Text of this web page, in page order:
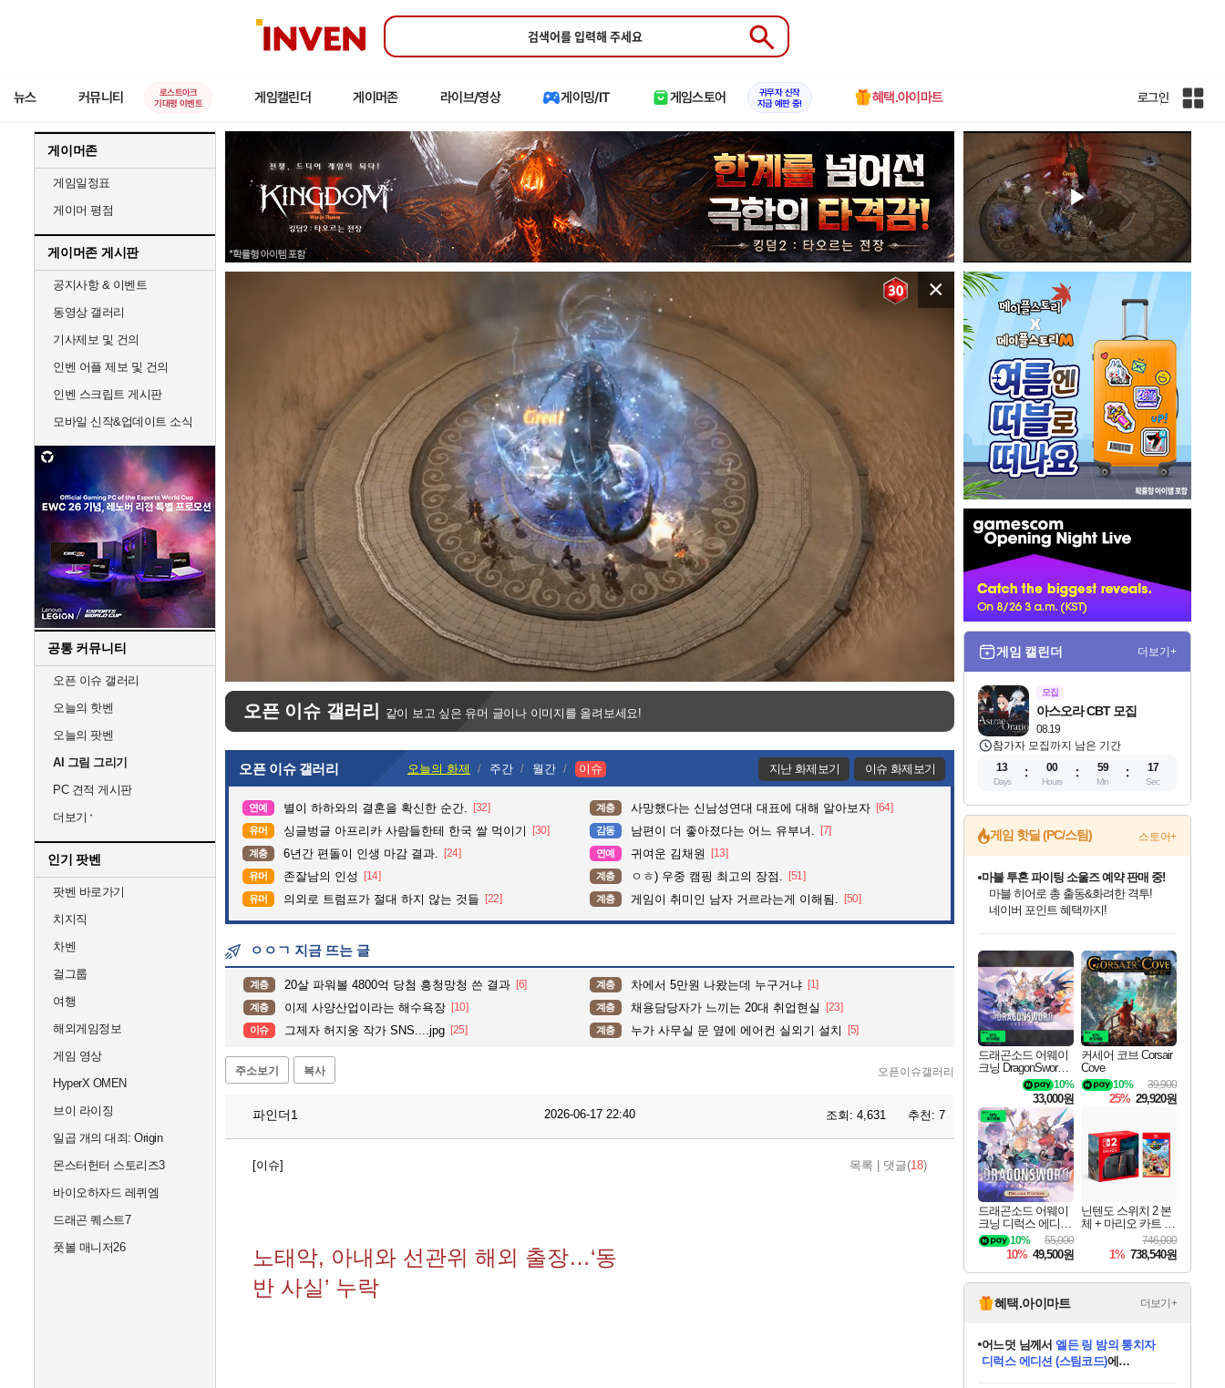
인
Submit
뉴스 커뮤니티
로스트아크
기대평 이벤트
게임캘린더 게이머존 라이브/영상 게이밍/IT 게임스토어
귀무자 신작
지금 예판 중!
혜택.아이마트 로그인
인
게이머존
게임일정표
게이머 평점
게이머존 게시판
공지사항 & 이벤트
동영상 갤러리
기사제보 및 건의
인벤 어플 제보 및 건의
인벤 스크립트 게시판
모바일 신작&업데이트 소식
공통 커뮤니티
오픈 이슈 갤러리
오늘의 핫벤
오늘의 팟벤
AI 그림 그리기
PC 견적 게시판
더보기
인기 팟벤
팟벤 바로가기
치지직
차벤
걸그룹
여행
해외게임정보
게임 영상
HyperX OMEN
브이 라이징
일곱 개의 대죄: Origin
몬스터헌터 스토리즈3
바이오하자드 레퀴엠
드래곤 퀘스트7
풋볼 매니저26
Loaded:
0%
0%
×
오픈 이슈 갤러리 같이 보고 싶은 유머 글이나 이미지를 올려보세요!
오픈 이슈 갤러리 오늘의 화제 주간 월간 이슈 지난 화제보기 이슈 화제보기
연예 별이 하하와의 결혼을 확신한 순간. [32] 계층 사망했다는 신남성연대 대표에 대해 알아보자 [64]
유머 싱글벙글 아프리카 사람들한테 한국 쌀 먹이기 [30] 감동 남편이 더 좋아졌다는 어느 유부녀. [7]
계층 6년간 편돌이 인생 마감 결과. [24] 연예 귀여운 김채원 [13]
유머 존잘남의 인성 [14] 계층 ㅇㅎ) 우중 캠핑 최고의 장점. [51]
유머 의외로 트럼프가 절대 하지 않는 것들 [22] 계층 게임이 취미인 남자 거르라는게 이해됨. [50]
ㅇㅇㄱ 지금 뜨는 글
계층 20살 파워볼 4800억 당첨 흥청망청 쓴 결과 [6] 계층 차에서 5만원 나왔는데 누구거냐 [1]
계층 이제 사양산업이라는 해수욕장 [10] 계층 채용담당자가 느끼는 20대 취업현실 [23]
이슈 그제자 허지웅 작가 SNS....jpg [25] 계층 누가 사무실 문 옆에 에어컨 실외기 설치 [5]
주소보기 복사 오픈이슈갤러리
파인더1 2026-06-17 22:40 조회: 4,631 추천: 7
[이슈] 목록 댓글(18)
노태악, 아내와 선관위 해외 출장…‘동
반 사실’ 누락
벤
게임 캘린더 더보기+
모집
08.19
아스오라 CBT 모집
참가자 모집까지 남은 기간
13
Days
00
Hours
59
Min
15
Sec
게임 핫딜 (PC/스팀) 스토어+
네이버혜택과 함께 만나보세요!
50%할인&추가 적립까지!
이니&베니 혜택까지!
네이버 혜택가와 함께 예약하세요!
할인&네이버혜택으로 만나보세요!
네이버페이 혜택과 만나보세요!
40주년 프로모션으로 만나보세요!
마블 투혼 파이팅 소울즈 예약 판매 중!
마블 히어로 총 출동&화려한 격투!
네이버 포인트 혜택까지!
할인가에 만나보세요!
일부 에디션 상시 할인!
혜택으로 예약 판매 중
편안하게 충전하세요
드래곤소드 어웨이
크닝 DragonSword A
10%
33,000원
커세어 코브 Corsair
Cove
39,900
10%
25% 29,920원
드래곤소드 어웨이
크닝 디럭스 에디션
DragonSword Awake
ning Deluxe Edition
55,000
10%
10% 49,500원
닌텐도 스위치 2 본
체 + 마리오 카트 월
746,000
1% 738,540원
혜택.아이마트 더보기+
어느덧 님께서엘든 링 밤의 통치자
디럭스 에디션 (스팀코드)에